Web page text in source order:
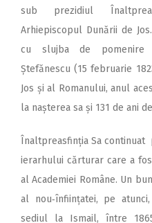
sub prezidiul
Arhiepiscopul Dunării de
cu slujba de pomenire
Ștefănescu (15 februarie
Jos și al Romanului, anul
la nașterea sa și 131 de ani
Înaltpreasfinția Sa continuat
ierarhului cărturar care a
al Academiei Române. Un
al nou‑înființatei, pe
sediul la Ismail, între